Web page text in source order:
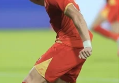
Investors Service
của Chính phủ Mỹ
những nguy cơ